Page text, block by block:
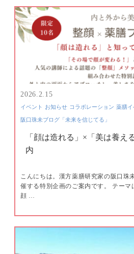
2026.2.15
イベント お知らせ コラボレーション 薬膳イ
阪口珠未ブログ「未来を信じてる」
「顔は造れる」×「美は養え
内
こんにちは。漢方薬膳研究家の阪口珠
催する特別企画のご案内です。 テーマ
顔 …